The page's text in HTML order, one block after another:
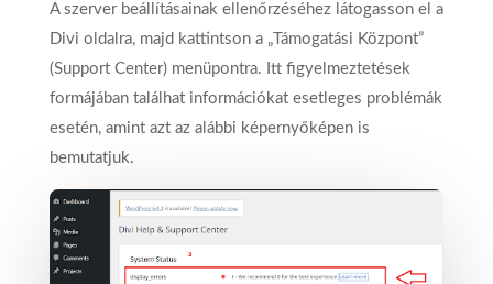
A szerver beállításainak ellenőrzéséhez látogasson el a
Divi oldalra, majd kattintson a „Támogatási Központ”
(Support Center) menüpontra. Itt figyelmeztetések
formájában találhat információkat esetleges problémák
esetén, amint azt az alábbi képernyőképen is
bemutatjuk.